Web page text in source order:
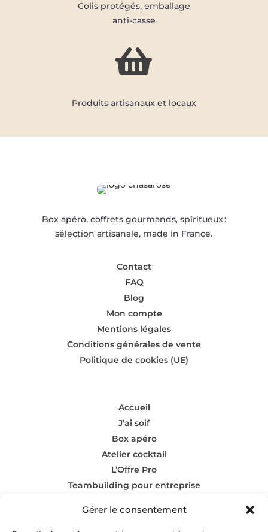
Gérer le consentement
Colis protégés, emballage
anti-casse

Produits artisanaux et locaux
Box apéro, coffrets gourmands, spiritueux :
sélection artisanale, made in France.
Contact
FAQ
Blog
Mon compte
Mentions légales
Conditions générales de vente
Politique de cookies (UE)
Accueil
J’ai soif
Box apéro
Atelier cocktail
L’Offre Pro
Teambuilding pour entreprise